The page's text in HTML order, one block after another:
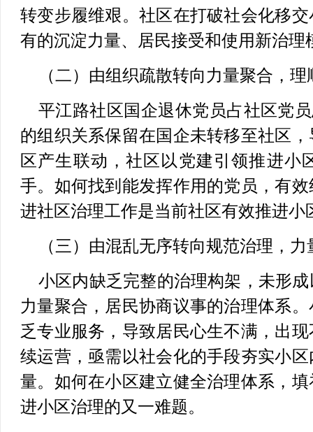
转变步履维艰。社区在打破社会化移
有的沉淀力量、居民接受和使用新治理
（二）由组织疏散转向力量聚合，
平江路社区国企退休党员占社区党
的组织关系保留在国企未转移至社区
区产生联动，社区以党建引领推进小
手。如何找到能发挥作用的党员，有
进社区治理工作是当前社区有效推进小
（三）由混乱无序转向规范治理，
小区内缺乏完整的治理构架，未形
力量聚合，居民协商议事的治理体系
乏专业服务，导致居民心生不满，出
续运营，亟需以社会化的手段夯实小
量。如何在小区建立健全治理体系，
进小区治理的又一难题。